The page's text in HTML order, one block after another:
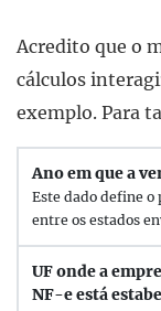
Acredito que o
cálculos
exemplo. Para
Ano em que a
Este dado define
entre os estados
UF onde a
NF-e está